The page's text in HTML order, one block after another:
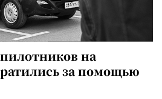
на
за помощью